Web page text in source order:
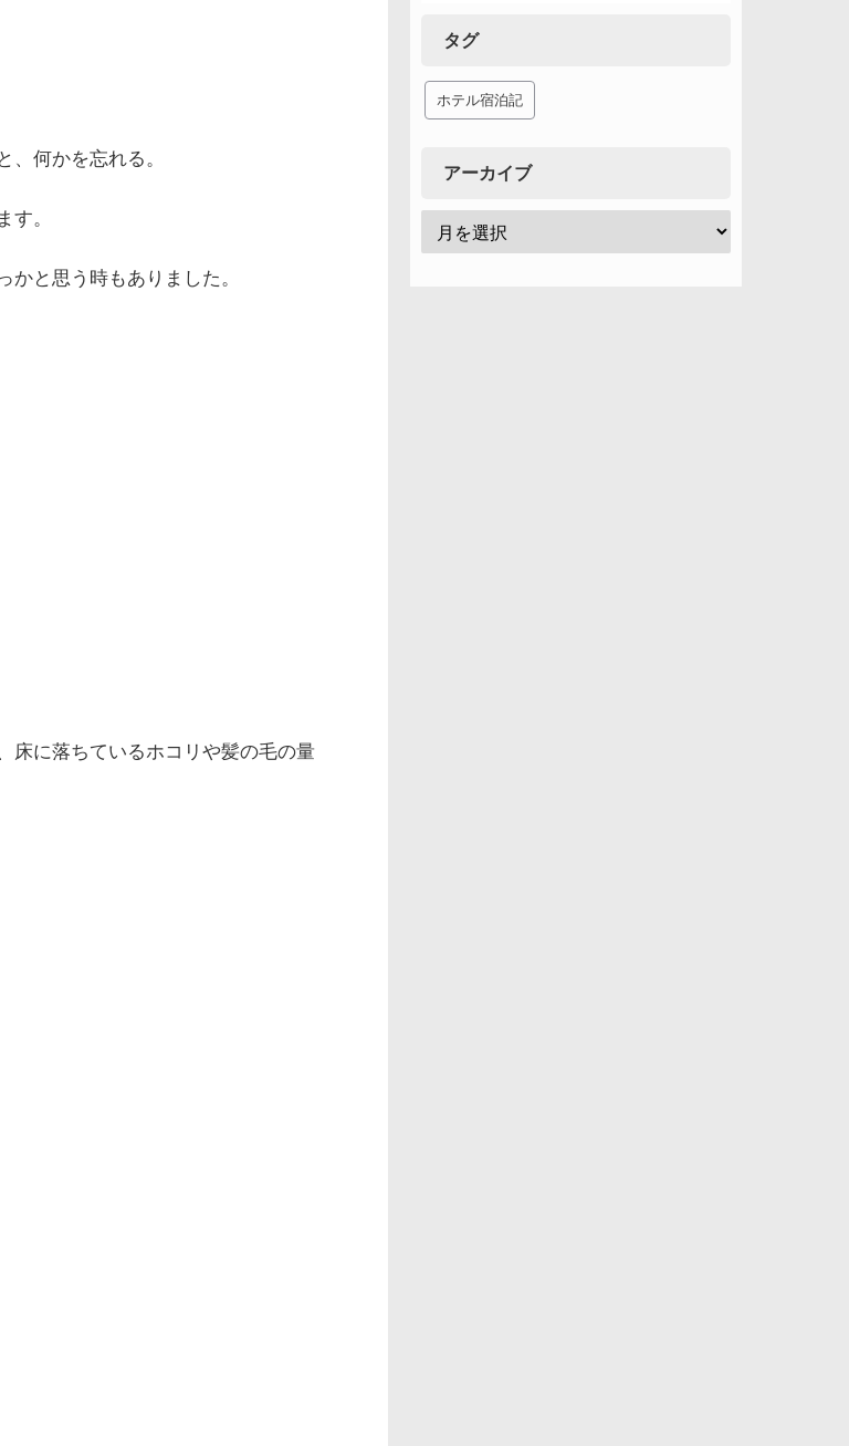
、何かを忘れる。
す。
と思う時もありました。
床に落ちているホコリや髪の毛の量
タグ
ホテル宿泊記
アーカイブ